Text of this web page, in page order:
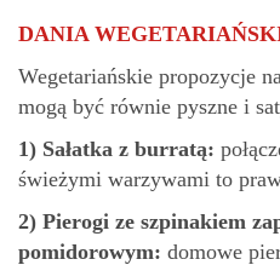
DANIA
Wegetariańskie propozycje
mogą być równie pyszne i
1) Sałatka z burratą:
świeżymi warzywami to
2) Pierogi ze szpinakiem
pomidorowym: domowe